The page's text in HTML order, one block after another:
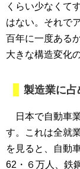
くらい少なくて
はない。それで
百年に一度ある
大きな構造変化
製造業に
日本で自動車
す。これは全就
を見ると、自動
62・６万人、鉄